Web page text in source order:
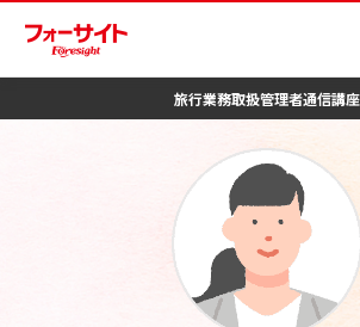
旅行業務取扱管理者通信講座